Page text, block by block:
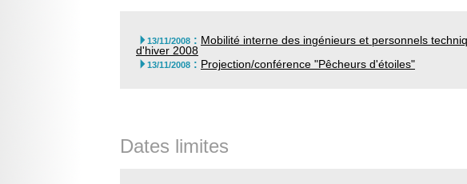
13/11/2008 : Mobilité interne des ingénieurs et personnels
d'hiver 2008
13/11/2008 : Projection/conférence "Pêcheurs d'étoiles"
Dates limites